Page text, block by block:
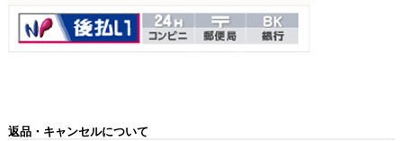
返品・キャンセルについて